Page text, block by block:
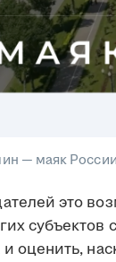
— маяк
это
оценить,